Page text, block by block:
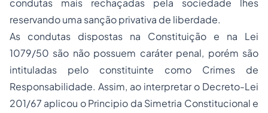
condutas mais rechaçadas pela sociedade lhes
reservando uma sanção privativa de liberdade.
As condutas dispostas na Constituição e na Lei
1079/50 são não possuem caráter penal, porém são
intituladas pelo constituinte como Crimes de
Responsabilidade. Assim, ao interpretar o Decreto-Lei
201/67 aplicou o Principio da Simetria Constitucional e